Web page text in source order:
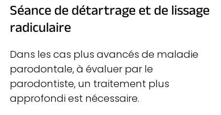
Séance de détartrage et de lissage
radiculaire
Dans les cas plus avancés de maladie
parodontale, à évaluer par le
parodontiste, un traitement plus
approfondi est nécessaire.